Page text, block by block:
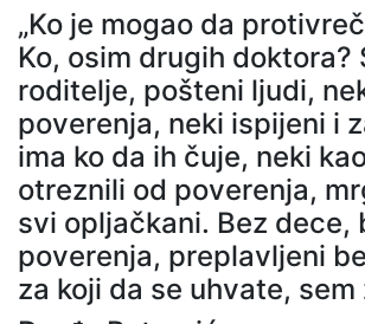
„Ko je mogao da
Ko, osim drugih doktora?
roditelje, pošteni ljudi,
poverenja, neki ispijeni i
ima ko da ih čuje, neki
otreznili od poverenja,
svi opljačkani. Bez dece,
poverenja, preplavljeni
za koji da se uhvate, sem